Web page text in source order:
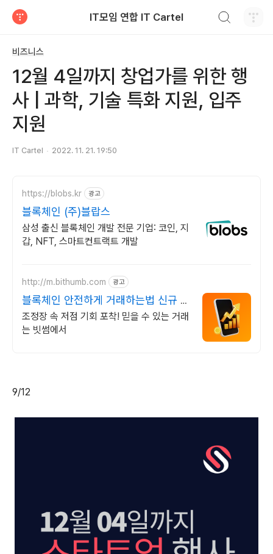
IT모임 연합 IT Cartel
비즈니스
12월 4일까지 창업가를 위한 행
사 | 과학, 기술 특화 지원, 입주
지원
IT Cartel 2022. 11. 21. 19:50
https://blobs.kr 광고
블록체인 (주)블랍스
삼성 출신 블록체인 개발 전문 기업: 코인, 지
갑, NFT, 스마트컨트랙트 개발
http://m.bithumb.com 광고
블록체인 안전하게 거래하는법 신규 가
입 시 5만원 혜택
조정장 속 저점 기회 포착! 믿을 수 있는 거래
는 빗썸에서
9/12